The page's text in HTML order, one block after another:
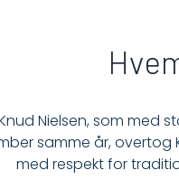
Nielsen, som
samme år, overtog
med respekt for